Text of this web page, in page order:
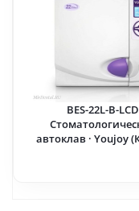
BES-22L-B-LCD
автоклав · Youjoy